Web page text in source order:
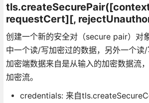
requestCert][,
创建一个新的安全对（secure pair）对
中一个读/写加密过的数据，另外一个读
加密端数据来自是从输入的加密数据流
加密流。
credentials: 来自